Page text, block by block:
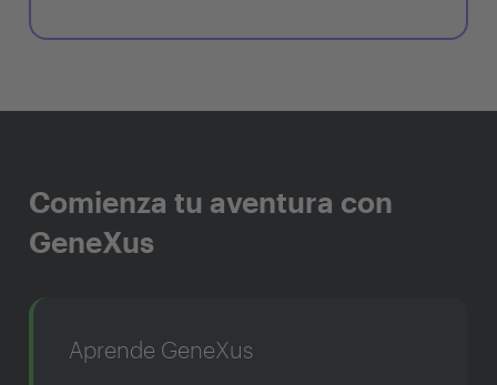
Comienza tu aventura con
GeneXus
Aprende GeneXus